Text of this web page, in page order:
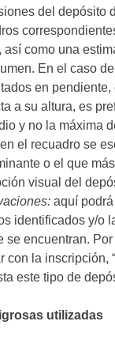
del depósito
así como una
En el caso
en pendiente,
a su altura, es
y no la máxima
en el recuadro se
o el que
visual del
aquí
identificados y/o
se encuentran.
con la inscripción,
este tipo de
utilizadas